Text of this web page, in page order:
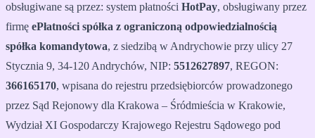
obsługiwane są przez: system płatności HotPay, obsługiwany przez
firmę ePłatności spółka z ograniczoną odpowiedzialnością
spółka komandytowa, z siedzibą w Andrychowie przy ulicy 27
Stycznia 9, 34-120 Andrychów, NIP: 5512627897, REGON:
366165170, wpisana do rejestru przedsiębiorców prowadzonego
przez Sąd Rejonowy dla Krakowa – Śródmieścia w Krakowie,
Wydział XI Gospodarczy Krajowego Rejestru Sądowego pod